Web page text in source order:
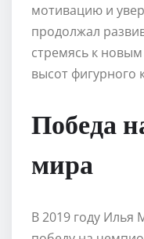
мотивацию и
продолжал
стремясь к
высот фигурного
Победа
мира
В 2019 году Илья